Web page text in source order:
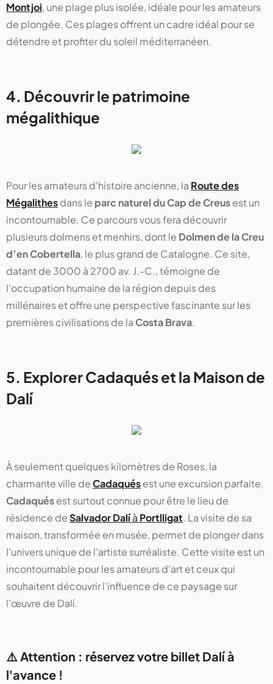
Montjoi, une plage plus isolée, idéale pour les amateurs
de plongée. Ces plages offrent un cadre idéal pour se
détendre et profiter du soleil méditerranéen.
4. Découvrir le patrimoine
mégalithique
Pour les amateurs d'histoire ancienne, la Route des
Mégalithesdans le parc naturel du Cap de Creusest un
incontournable. Ce parcours vous fera découvrir
plusieurs dolmens et menhirs, dont le Dolmen de la Creu
d’en Cobertella, le plus grand de Catalogne. Ce site,
datant de 3000 à 2700 av. J.-C., témoigne de
l'occupation humaine de la région depuis des
millénaires et offre une perspective fascinante sur les
premières civilisations de la Costa Brava.
5. Explorer Cadaqués et la Maison de
Dalí
À seulement quelques kilomètres de Roses, la
charmante ville deCadaquésest une excursion parfaite.
Cadaquésest surtout connue pour être le lieu de
résidence deSalvador Dalíà Portlligat. La visite de sa
maison, transformée en musée, permet de plonger dans
l'univers unique de l'artiste surréaliste. Cette visite est un
incontournable pour les amateurs d'art et ceux qui
souhaitent découvrir l'influence de ce paysage sur
l'œuvre de Dalí.
⚠️ Attention : réservez votre billet Dalí à
l'avance !